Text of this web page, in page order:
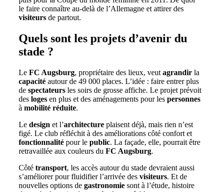
le faire connaître au-delà de l’Allemagne et attirer des
visiteurs de partout.
Quels sont les projets d’avenir du
stade ?
Le FC Augsburg, propriétaire des lieux, veut agrandir la
capacité autour de 49 000 places. L’idée : faire entrer plus
de spectateurs les soirs de grosse affiche. Le projet prévoit
des loges en plus et des aménagements pour les personnes
à mobilité réduite.
Le design et l’architecture plaisent déjà, mais rien n’est
figé. Le club réfléchit à des améliorations côté confort et
fonctionnalité pour le public. La façade, elle, pourrait être
retravaillée aux couleurs du FC Augsburg.
Côté transport, les accès autour du stade devraient aussi
s’améliorer pour fluidifier l’arrivée des visiteurs. Et de
nouvelles options de gastronomie sont à l’étude, histoire